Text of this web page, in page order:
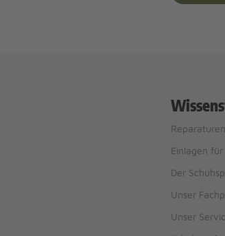
Einlagen
Der
Unser
Unser